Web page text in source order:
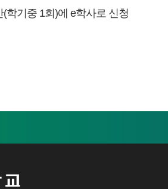
학기중 1회)에 e학사로 신청